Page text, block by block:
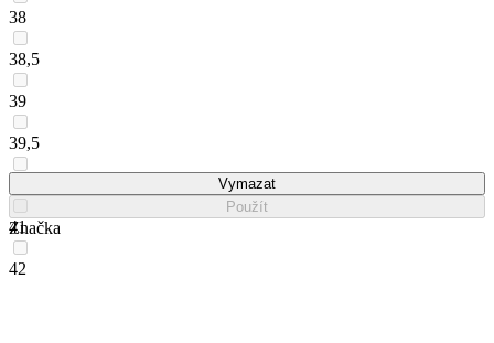
38
38,5
39
39,5
41
42
Vymazat
Použít
Značka